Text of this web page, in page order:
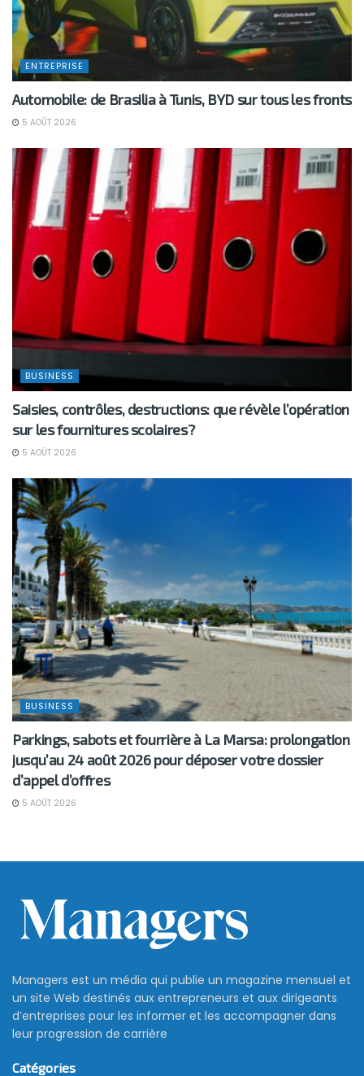
ENTREPRISE
Automobile: de Brasilia à Tunis, BYD sur tous les fronts
5 AOÛT 2026
BUSINESS
Saisies, contrôles, destructions: que révèle l’opération
sur les fournitures scolaires?
5 AOÛT 2026
BUSINESS
Parkings, sabots et fourrière à La Marsa: prolongation
jusqu’au 24 août 2026 pour déposer votre dossier
d’appel d’offres
5 AOÛT 2026
Managers est un média qui publie un magazine mensuel et
un site Web destinés aux entrepreneurs et aux dirigeants
d’entreprises pour les informer et les accompagner dans
leur progression de carrière
Catégories